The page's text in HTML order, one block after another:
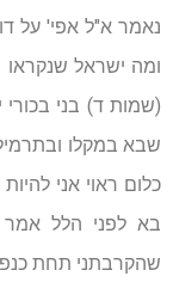
נאמר א"ל אפי' על
ומה ישראל
(שמות ד) בני
שבא במקלו
כלום ראוי אני
בא לפני הלל אמר
שהקרבתני תחת